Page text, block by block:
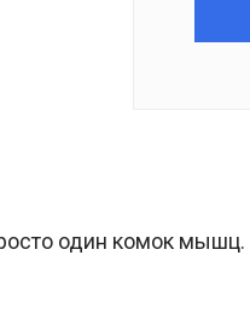
один комок мышц.